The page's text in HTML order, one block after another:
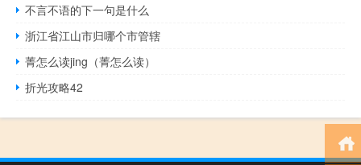
不言不语的下一句是什么
浙江省江山市归哪个市管辖
菁怎么读jing（菁怎么读）
折光攻略42